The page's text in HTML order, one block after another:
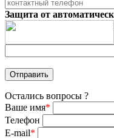
Защита от
Остались вопросы ?
Ваше имя*
Телефон
E-mail*